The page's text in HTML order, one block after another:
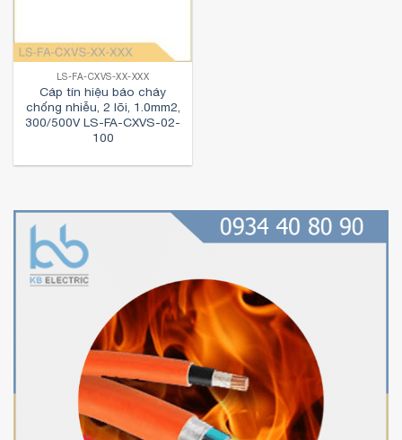
LS-FA-CXVS-XX-XXX
Cáp tín hiệu báo cháy
chống nhiễu, 2 lõi, 1.0mm2,
300/500V LS-FA-CXVS-02-
100